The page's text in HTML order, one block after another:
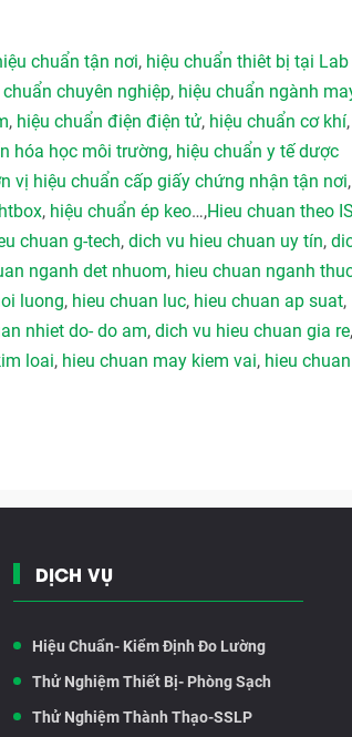
chuẩn tận nơi, hiệu chuẩn thiêt bị tại Lab
chuyên nghiệp, hiệu chuẩn ngành
, hiệu chuẩn điện điện tử, hiệu chuẩn cơ khí
hóa học môi trường, hiệu chuẩn y tế dược
vị hiệu chuẩn cấp giấy chứng nhận tận nơi
, hiệu chuẩn ép keo…,Hieu chuan theo
chuan g-tech, dich vu hieu chuan uy tín,
nganh det nhuom, hieu chuan nganh
luong, hieu chuan luc, hieu chuan ap suat,
nhiet do- do am, dich vu hieu chuan gia re
loai, hieu chuan may kiem vai, hieu chuan
DỊCH VỤ
Hiệu Chuẩn- Kiểm Định Đo Lường
Thử Nghiệm Thiết Bị- Phòng Sạch
Thử Nghiệm Thành Thạo-SSLP